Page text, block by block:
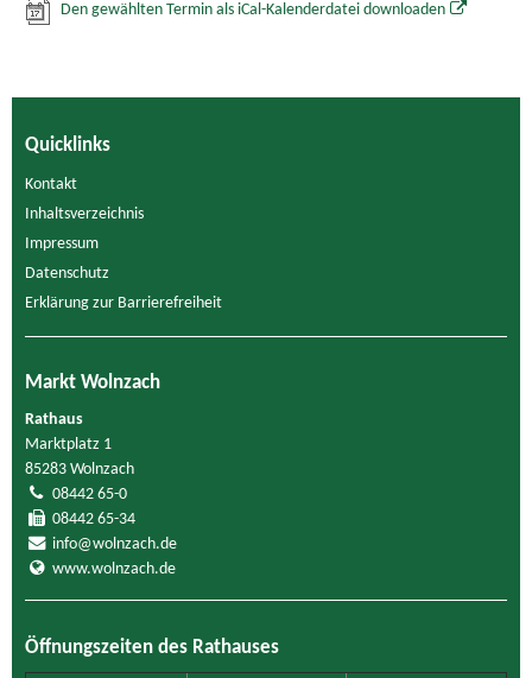
Den gewählten Termin als iCal-Kalenderdatei downloaden
Quicklinks
Kontakt
Inhaltsverzeichnis
Impressum
Datenschutz
Erklärung zur Barrierefreiheit
Markt Wolnzach
Rathaus
Marktplatz 1
85283 Wolnzach
08442 65-0
08442 65-34
info@wolnzach.de
www.wolnzach.de
Öffnungszeiten des Rathauses